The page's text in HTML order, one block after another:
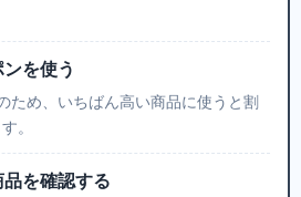
を使う
ため、いちばん高い商品に使うと割
。
を確認する